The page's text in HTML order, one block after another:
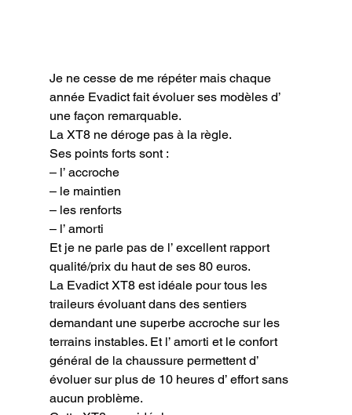
Je ne cesse de me répéter mais chaque
année Evadict fait évoluer ses modèles d’
une façon remarquable.
La XT8 ne déroge pas à la règle.
Ses points forts sont :
– l’ accroche
– le maintien
– les renforts
– l’ amorti
Et je ne parle pas de l’ excellent rapport
qualité/prix du haut de ses 80 euros.
La Evadict XT8 est idéale pour tous les
traileurs évoluant dans des sentiers
demandant une superbe accroche sur les
terrains instables. Et l’ amorti et le confort
général de la chaussure permettent d’
évoluer sur plus de 10 heures d’ effort sans
aucun problème.